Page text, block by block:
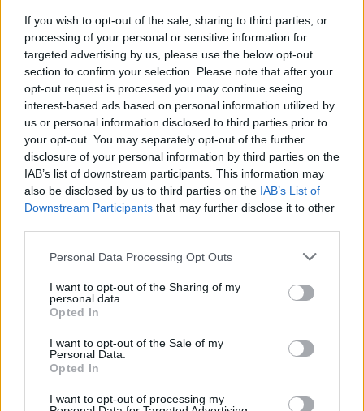
If you wish to opt-out of the sale, sharing to third parties, or
processing of your personal or sensitive information for
targeted advertising by us, please use the below opt-out
section to confirm your selection. Please note that after your
opt-out request is processed you may continue seeing
interest-based ads based on personal information utilized by
us or personal information disclosed to third parties prior to
your opt-out. You may separately opt-out of the further
disclosure of your personal information by third parties on the
IAB’s list of downstream participants. This information may
also be disclosed by us to third parties on the IAB’s List of
Downstream Participants that may further disclose it to other
Please note that this website/app uses one or more Google
not limited to your visit or usage behaviour. You may click to
grant or deny consent to Google and its third-party tags to
use your data for below specified purposes in below Google
consent section.
Personal Data Processing Opt Outs
I want to opt-out of the Sharing of my
personal data.
Opted In
I want to opt-out of the Sale of my
Personal Data.
Opted In
I want to opt-out of processing my
RENDKÍVÜL MAGAS ÉRZELMI INTELLIGENCIÁRA UTALHAT
Te szoktad?
08. 02.
SOKAN ROSSZUL TÁROLJÁK A GYÓGYSZEREIKET –
EMIATT CSÖKKENHET A HATÁSUK
Érdemes odafigyelni rá
EGYRE TÖBB FIATALNÁL JELENTKEZIK EZ A
VITAMINHIÁNY – ILYEN JELEKRE FIGYELJ
Erre figyelj!
24 ÓRA TOVÁBBI HÍREI
24 óra